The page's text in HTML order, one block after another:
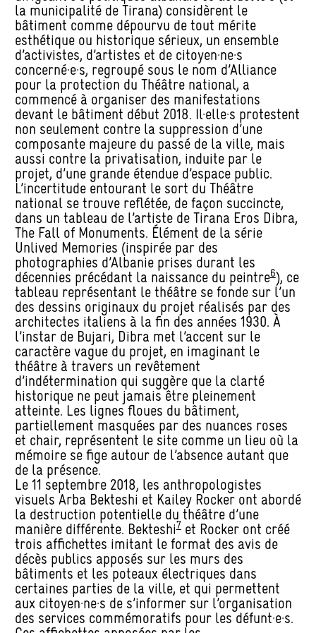
la municipalité de Tirana) considèrent le
bâtiment comme dépourvu de tout mérite
esthétique ou historique sérieux, un ensemble
d’activistes, d’artistes et de citoyen·ne·s
concerné·e·s, regroupé sous le nom d’Alliance
pour la protection du Théâtre national, a
commencé à organiser des manifestations
devant le bâtiment début 2018. Il·elle·s protestent
non seulement contre la suppression d’une
composante majeure du passé de la ville, mais
aussi contre la privatisation, induite par le
projet, d’une grande étendue d’espace public.
L’incertitude entourant le sort du Théâtre
national se trouve reflétée, de façon succincte,
dans un tableau de l’artiste de Tirana Eros Dibra,
The Fall of Monuments. Élément de la série
Unlived Memories (inspirée par des
photographies d’Albanie prises durant les
décennies précédant la naissance du peintre6), ce
tableau représentant le théâtre se fonde sur l’un
des dessins originaux du projet réalisés par des
architectes italiens à la fin des années 1930. À
l’instar de Bujari, Dibra met l’accent sur le
caractère vague du projet, en imaginant le
théâtre à travers un revêtement
d’indétermination qui suggère que la clarté
historique ne peut jamais être pleinement
atteinte. Les lignes floues du bâtiment,
partiellement masquées par des nuances roses
et chair, représentent le site comme un lieu où la
mémoire se fige autour de l’absence autant que
de la présence.
Le 11 septembre 2018, les anthropologistes
visuels Arba Bekteshi et Kailey Rocker ont abordé
la destruction potentielle du théâtre d’une
manière différente. Bekteshi7et Rocker ont créé
trois affichettes imitant le format des avis de
décès publics apposés sur les murs des
bâtiments et les poteaux électriques dans
certaines parties de la ville, et qui permettent
aux citoyen·ne·s de s’informer sur l’organisation
des services commémoratifs pour les défunt·e·s.